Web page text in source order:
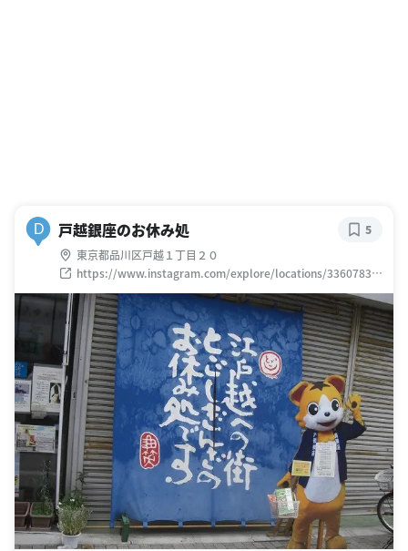
D 戸越銀座のお休み処
東京都品川区戸越１丁目２０
https://www.instagram.com/explore/locations/33607830
7140036
5